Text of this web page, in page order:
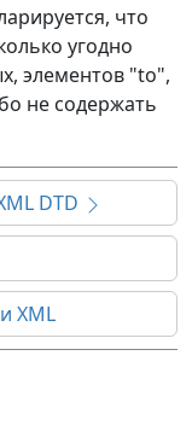
что
угодно
элементов "to",
не содержать
DTD
XML